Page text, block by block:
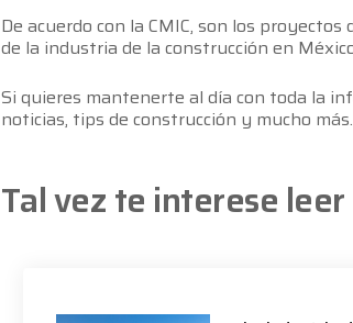
De acuerdo con la CMIC, son los
de la industria de la construcción en
Si quieres mantenerte al día con toda la
noticias, tips de construcción y mucho más.
Tal vez te interese leer